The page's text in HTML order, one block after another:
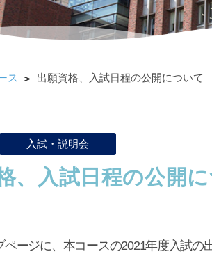
ス 出願資格、入試日程の公開について
入試・説明会
、入試日程の公開
ージに、本コースの2021年度入試の